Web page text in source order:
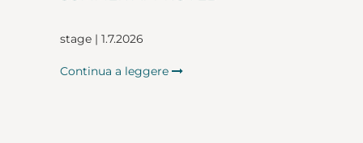
stage | 1.7.2026
Continua a leggere